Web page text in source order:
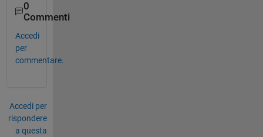
0
Commenti
Accedi
per
commentare.
Accedi per
rispondere
a questa